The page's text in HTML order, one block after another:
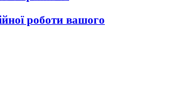
роботи вашого